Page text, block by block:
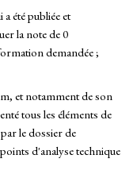
été publiée et
la note de 0
demandée ;
et notamment de son
tous les éléments de
le dossier de
d'analyse technique